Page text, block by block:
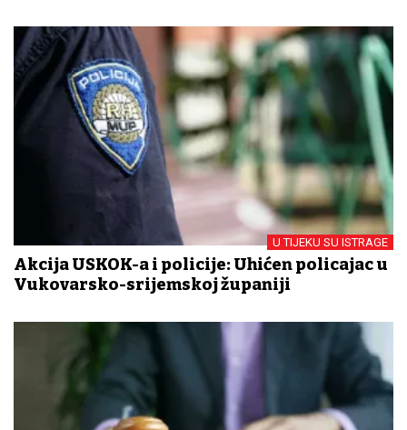
U TIJEKU SU ISTRAGE
Akcija USKOK-a i policije: Uhićen policajac u
Vukovarsko-srijemskoj županiji